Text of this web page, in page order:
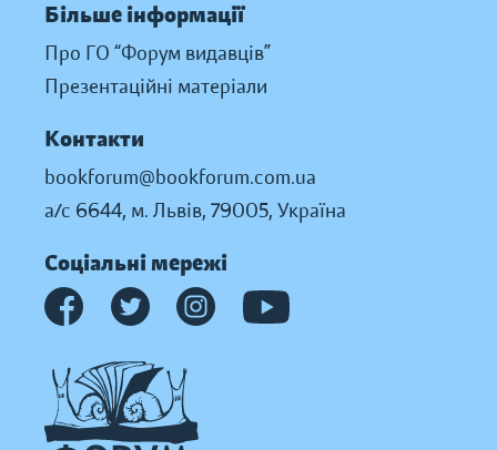
Більше інформації
Про ГО “Форум видавців”
Презентаційні матеріали
Контакти
bookforum@bookforum.com.ua
а/с 6644, м. Львів, 79005, Україна
Соціальні мережі